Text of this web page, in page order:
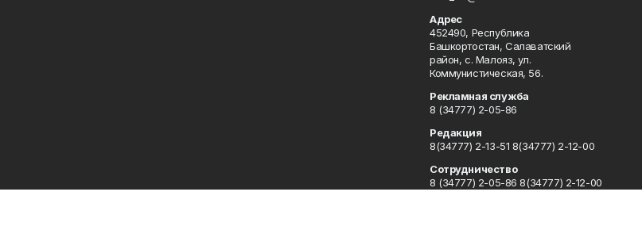
Адрес
452490, Республика
Башкортостан, Салаватский
район, с. Малояз, ул.
Коммунистическая, 56.
Рекламная служба
8 (34777) 2-05-86
Редакция
8(34777) 2-13-51 8(34777) 2-12-00
Сотрудничество
8 (34777) 2-05-86 8(34777) 2-12-00